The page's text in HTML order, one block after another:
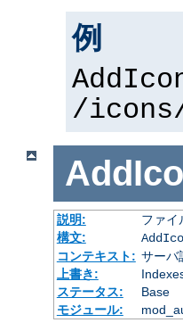
例
/icons/
説明:
ファイ
構文:
コンテキスト: サーバ
上書き:
ステータス:
Base
モジュール: